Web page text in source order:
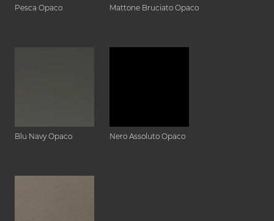
Pesca Opaco Mattone Bruciato Opaco
Blu Navy Opaco Nero Assoluto Opaco